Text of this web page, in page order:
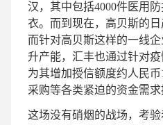
汉，其中包括4000件医用
衣。而到现在，高贝斯的日
而针对高贝斯这样的一线
升产能，汇丰也通过针对
为其增加授信额度约人民
采购等各类紧迫的资金需求
这场没有硝烟的战场，考验